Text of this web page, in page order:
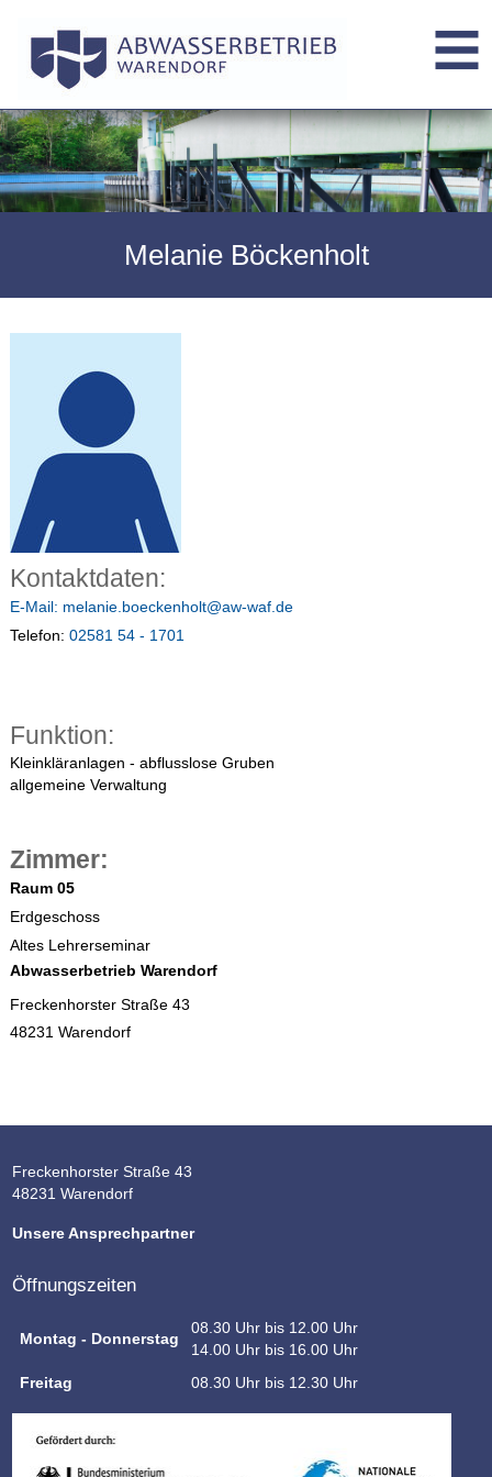
Melanie Böckenholt
Kontaktdaten:
E-Mail: melanie.boeckenholt@aw-waf.de
Telefon: 02581 54 - 1701
Funktion:
Kleinkläranlagen - abflusslose Gruben
allgemeine Verwaltung
Zimmer:
Raum 05
Erdgeschoss
Altes Lehrerseminar
Abwasserbetrieb Warendorf
Freckenhorster Straße 43
48231 Warendorf
Freckenhorster Straße 43
48231 Warendorf
Unsere Ansprechpartner
Öffnungszeiten
Montag - Donnerstag
08.30 Uhr bis 12.00 Uhr
14.00 Uhr bis 16.00 Uhr
Freitag
08.30 Uhr bis 12.30 Uhr